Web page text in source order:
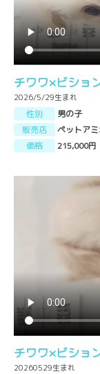
チワワ×ビショ
2026/5/29生まれ
性別
男の子
販売店
ペットア
価格
215,000円
チワワ×ビショ
20260529生まれ